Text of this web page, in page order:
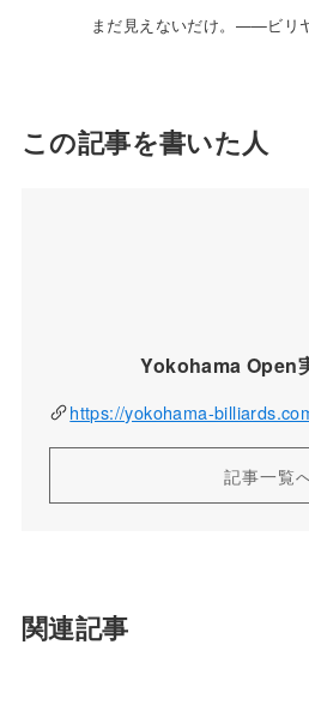
まだ見えないだけ。——ビリ
この記事を書いた人
Yokohama Open
https://yokohama-
記事一覧
関連記事